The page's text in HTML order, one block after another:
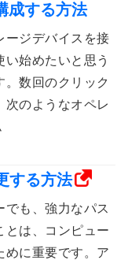
成する方法
ージデバイスを接
始めたいと思う
。数回のクリック
次のようなオペレ
する方法
でも、強力なパス
とは、コンピュー
めに重要です。ア